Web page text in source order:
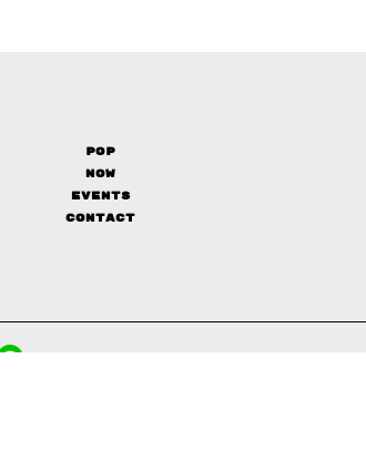
Pop
Now
Events
Contact